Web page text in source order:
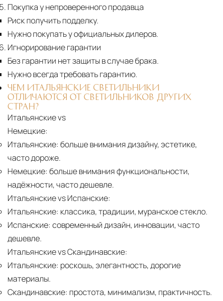
Покупка у непроверенного продавца
Риск получить подделку.
Нужно покупать у официальных дилеров.
Игнорирование гарантии
Без гарантии нет защиты в случае брака.
Нужно всегда требовать гарантию.
ЧЕМ ИТАЛЬЯНСКИЕ СВЕТИЛЬНИКИ
ОТЛИЧАЮТСЯ ОТ СВЕТИЛЬНИКОВ ДРУГИХ
СТРАН?
Итальянские vs
Немецкие:
Итальянские: больше внимания дизайну, эстетике,
часто дороже.
Немецкие: больше внимания функциональности,
надёжности, часто дешевле.
Итальянские vs Испанские:
Итальянские: классика, традиции, муранское стекло.
Испанские: современный дизайн, инновации, часто
дешевле.
Итальянские vs Скандинавские:
Итальянские: роскошь, элегантность, дорогие
материалы.
Скандинавские: простота, минимализм, практичность.